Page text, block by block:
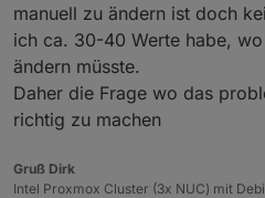
manuell zu ändern ist doch
ich ca. 30-40 Werte habe,
ändern müsste.
Daher die Frage wo das
richtig zu machen
Gruß Dirk
Intel Proxmox Cluster (3x NUC) mit